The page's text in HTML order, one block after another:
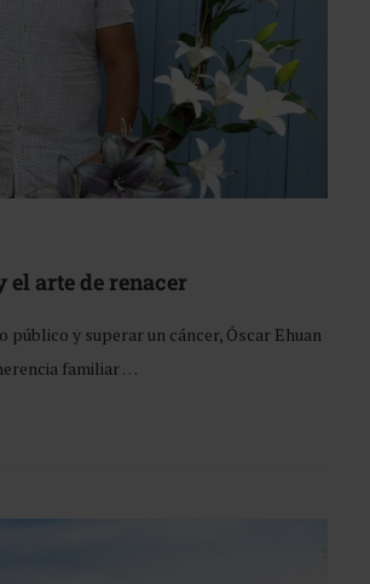
el arte de renacer
público y superar un cáncer, Óscar Ehuan
familiar …